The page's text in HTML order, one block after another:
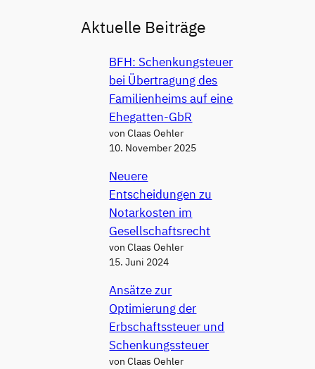
Aktuelle Beiträge
BFH: Schenkungsteuer
bei Übertragung des
Familienheims auf eine
Ehegatten-GbR
von Claas Oehler
10. November 2025
Neuere
Entscheidungen zu
Notarkosten im
Gesellschaftsrecht
von Claas Oehler
15. Juni 2024
Ansätze zur
Optimierung der
Erbschaftssteuer und
Schenkungssteuer
von Claas Oehler